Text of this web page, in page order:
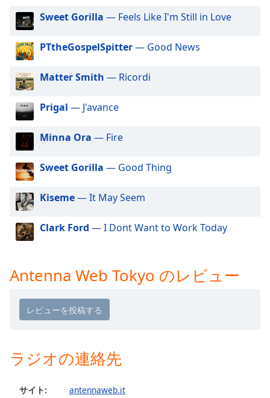
in-
Picture
This
modal
window.
Beginning
window.
Escape
cancel
and
close
Color
Background
Sweet Gorilla — Feels Like I'm Still in Love
PTtheGospelSpitter— Good News
Matter Smith — Ricordi
Prigal — J'avance
Minna Ora — Fire
Sweet Gorilla — Good Thing
Kiseme— It May Seem
Clark Ford — I Dont Want to Work Today
Antenna Web Tokyo のレビュー
ラジオの連絡先
サイト: antennaweb.it